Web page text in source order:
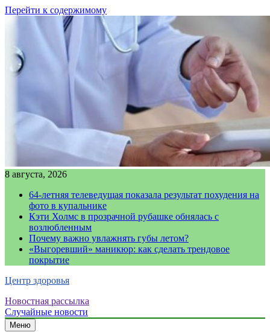
Перейти к содержимому
8 августа, 2026
64-летняя телеведущая показала результат похудения на
фото в купальнике
Кэти Холмс в прозрачной рубашке обнялась с
возлюбленным
Почему важно увлажнять губы летом?
«Выгоревший» маникюр: как сделать трендовое
покрытие
Центр здоровья
Новостная рассылка
Случайные новости
Меню